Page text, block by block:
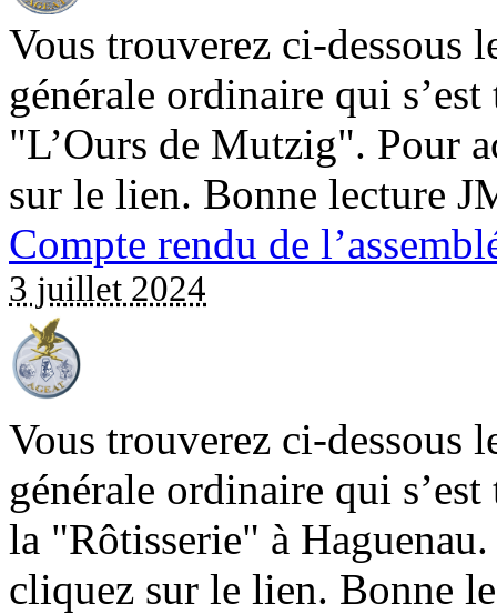
Vous trouverez ci-dessous
générale ordinaire qui
"L’Ours de Mutzig". Pour
sur le lien. Bonne lecture
Compte rendu de
3 juillet 2024
Vous trouverez ci-dessous
générale ordinaire qui
la "Rôtisserie" à
cliquez sur le lien. Bonne